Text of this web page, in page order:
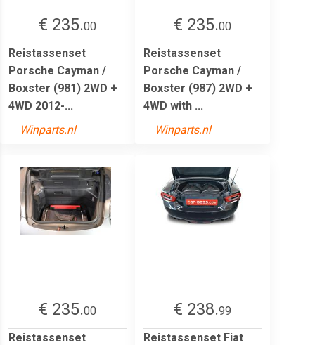
€ 235.00
Reistassenset
Porsche Cayman /
Boxster (981) 2WD +
4WD 2012-...
Winparts.nl
€ 235.00
Reistassenset
Porsche Cayman /
Boxster (987) 2WD +
4WD with ...
Winparts.nl
€ 235.00
Reistassenset
€ 238.99
Reistassenset Fiat